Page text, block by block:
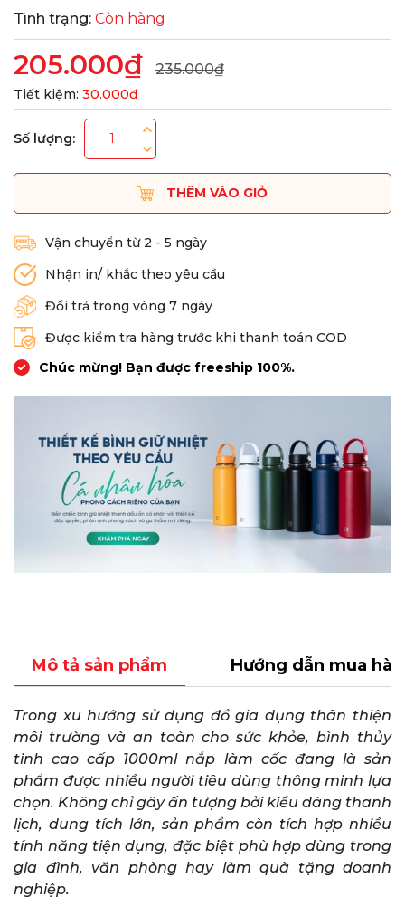
Tình trạng: Còn hàng
205.000₫ 235.000₫
Tiết kiệm: 30.000₫
Số lượng:
THÊM VÀO GIỎ
Vận chuyển từ 2 - 5 ngày
Nhận in/ khắc theo yêu cầu
Đổi trả trong vòng 7 ngày
Được kiểm tra hàng trước khi thanh toán COD
Chúc mừng! Bạn được freeship 100%.
Mô tả sản phẩm Hướng dẫn mua
Trong xu hướng sử dụng đồ gia dụng thân thiện
môi trường và an toàn cho sức khỏe, bình thủy
tinh cao cấp 1000ml nắp làm cốc đang là sản
phẩm được nhiều người tiêu dùng thông minh lựa
chọn. Không chỉ gây ấn tượng bởi kiểu dáng thanh
lịch, dung tích lớn, sản phẩm còn tích hợp nhiều
tính năng tiện dụng, đặc biệt phù hợp dùng trong
gia đình, văn phòng hay làm quà tặng doanh
nghiệp.